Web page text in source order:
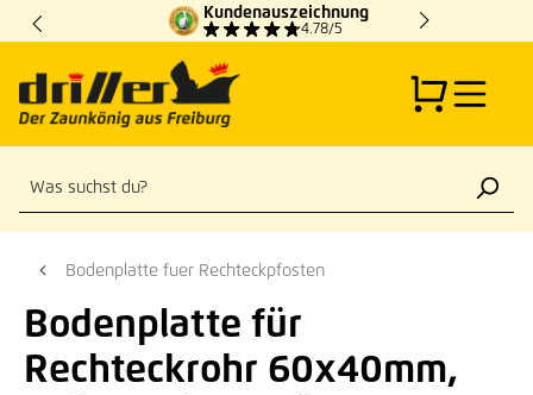
Zum Hauptinhalt springen
Kundenauszeichnung
4.78/5
Bodenplatte fuer Rechteckpfosten
Bodenplatte für
Rechteckrohr 60x40mm,